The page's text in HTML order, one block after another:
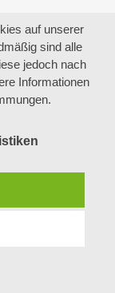
auf unserer
sind alle
jedoch nach
Informationen